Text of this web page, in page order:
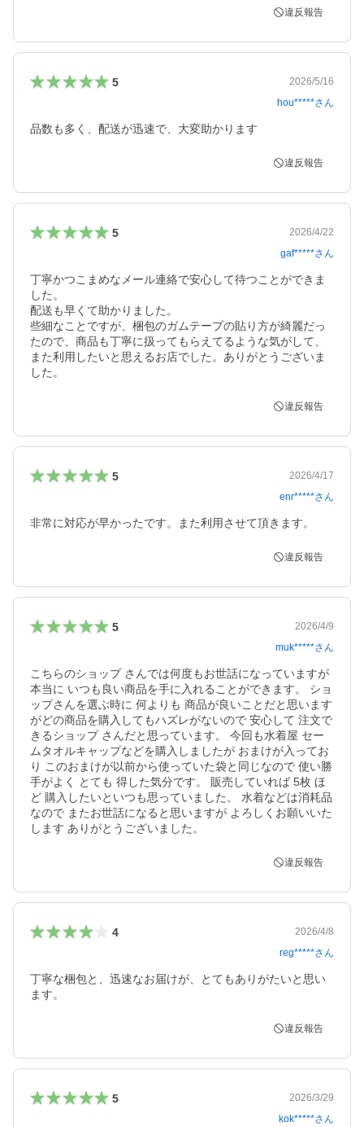
違反報告
5
2026/5/16
hou*****さん
違反報告
5
2026/4/22
gaf*****さん
丁寧かつこまめなメール連絡で安心して待つことができま
した。
配送も早くて助かりました。
些細なことですが、梱包のガムテープの貼り方が綺麗だっ
たので、商品も丁寧に扱ってもらえてるような気がして、
また利用したいと思えるお店でした。ありがとうございま
した。
違反報告
5
2026/4/17
enr*****さん
非常に対応が早かったです。また利用させて頂きます。
違反報告
5
2026/4/9
muk*****さん
こちらのショップ さんでは何度もお世話になっていますが
本当に いつも良い商品を手に入れることができます。 ショ
ップさんを選ぶ時に 何よりも 商品が良いことだと思います
がどの商品を購入してもハズレがないので 安心して 注文で
きるショップ さんだと思っています。 今回も水着屋 セー
ムタオルキャップなどを購入しましたが おまけが入ってお
り このおまけが以前から使っていた袋と同じなので 使い勝
手がよく とても 得した気分です。 販売していれば 5枚 ほ
ど 購入したいといつも思っていました。 水着などは消耗品
なので またお世話になると思いますが よろしくお願いいた
します ありがとうございました。
違反報告
4
2026/4/8
reg*****さん
丁寧な梱包と、迅速なお届けが、とてもありがたいと思い
ます。
違反報告
5
2026/3/29
kok*****さん